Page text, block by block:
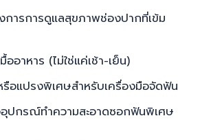
การการดูแลสุขภาพช่องปากที่เข้ม
อาหาร (ไม่ใช่แค่เช้า-เย็น)
อแปรงพิเศษสำหรับเครื่องมือจัดฟัน
ปกรณ์ทำความสะอาดซอกฟันพิเศษ